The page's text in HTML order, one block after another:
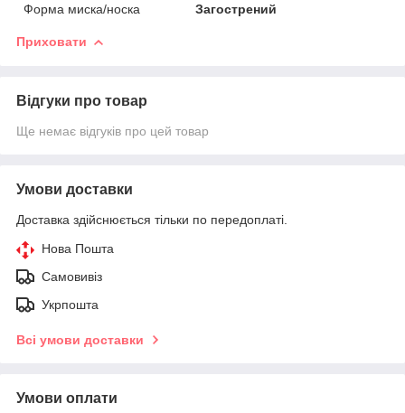
Форма миска/носка
Загострений
Приховати
Відгуки про товар
Ще немає відгуків про цей товар
Умови доставки
Доставка здійснюється тільки по передоплаті.
Нова Пошта
Самовивіз
Укрпошта
Всі умови доставки
Умови оплати